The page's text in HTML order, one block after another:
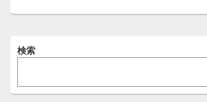
稿:
イ
イ
検索